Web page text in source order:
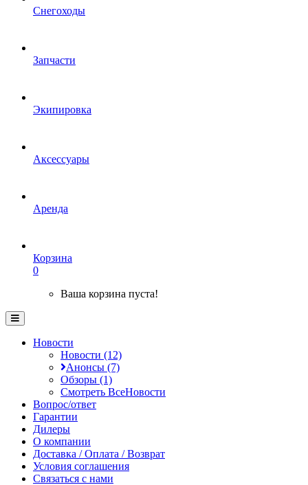
Снегоходы
Запчасти
Экипировка
Аксессуары
Аренда
Корзина
0
Ваша корзина пуста!
Новости
Новости (12)
Анонсы (7)
Обзоры (1)
Смотреть ВсеНовости
Вопрос/ответ
Гарантии
Дилеры
О компании
Доставка / Оплата / Возврат
Условия соглашения
Связаться с нами